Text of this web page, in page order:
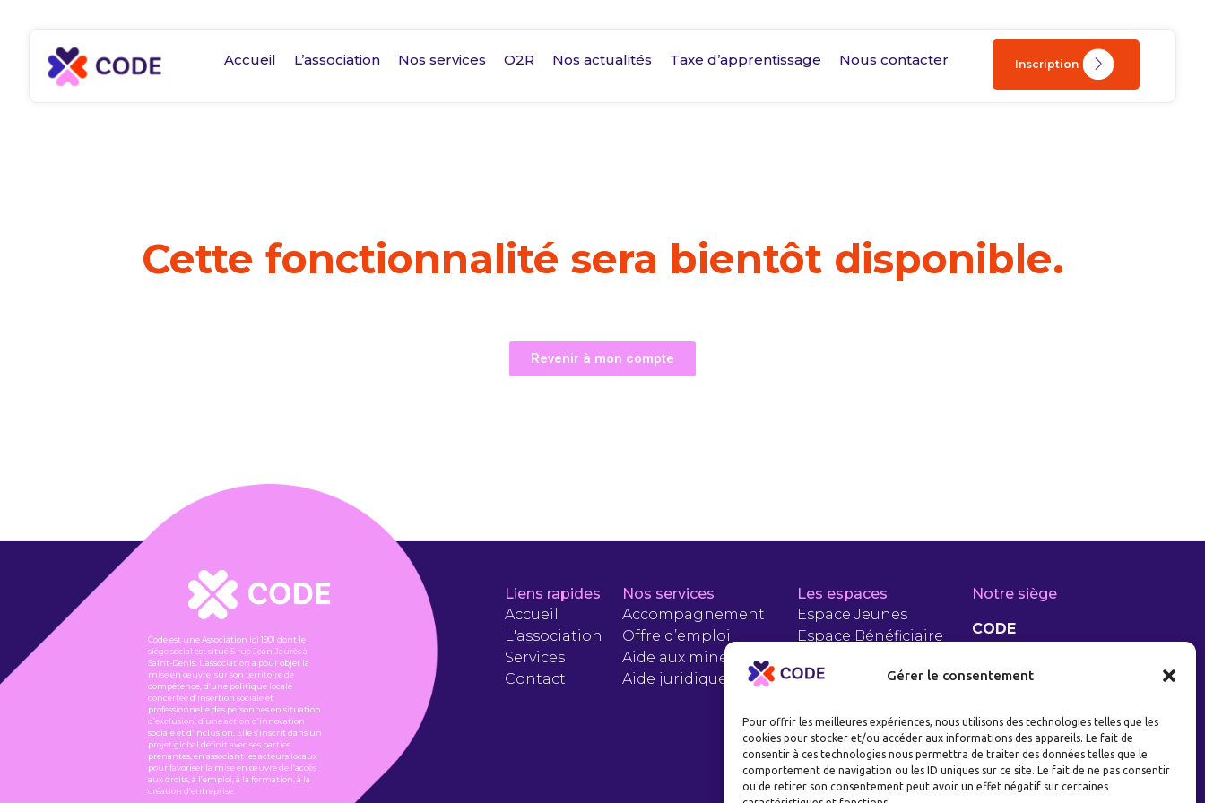
Gérer le consentement
Pour offrir les meilleures expériences, nous utilisons des technologies telles que les
cookies pour stocker et/ou accéder aux informations des appareils. Le fait de
consentir à ces technologies nous permettra de traiter des données telles que le
comportement de navigation ou les ID uniques sur ce site. Le fait de ne pas consentir
ou de retirer son consentement peut avoir un effet négatif sur certaines
Accueil L’association Nos services O2R Nos actualités Taxe d’apprentissage Nous contacter Inscription
Cette fonctionnalité sera bientôt disponible.
Revenir à mon compte
Code est une Association loi 1901 dont le
siège social est situé 5 rue Jean Jaurès à
Saint-Denis. L’association a pour objet la
mise en œuvre, sur son territoire de
compétence, d’une politique locale
concertée d’insertion sociale et
professionnelle des personnes en situation
d’exclusion, d’une action d’innovation
sociale et d’inclusion. Elle s’inscrit dans un
projet global définit avec ses parties
prenantes, en associant les acteurs locaux
pour favoriser la mise en œuvre de l’accès
aux droits, à l’emploi, à la formation, à la
création d’entreprise.
Liens rapides
Accueil
L'association
Services
Contact
Nos services
Accompagnement
Offre d’emploi
Aide aux mineurs
Aide juridique
Les espaces
Espace Jeunes
Espace Bénéficiaire
Espace PLIE
Notre siège
CODE
93200 Saint-Denis